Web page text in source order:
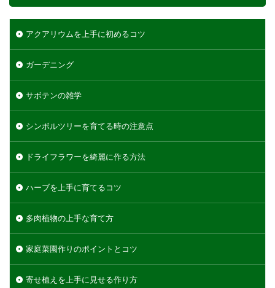
アクアリウムを上手に初めるコツ
ガーデニング
サボテンの雑学
シンボルツリーを育てる時の注意点
ドライフラワーを綺麗に作る方法
ハーブを上手に育てるコツ
多肉植物の上手な育て方
家庭菜園作りのポイントとコツ
寄せ植えを上手に見せる作り方